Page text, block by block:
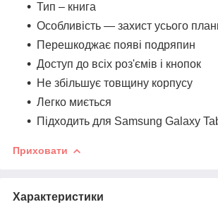
Тип – книга
Особливість — захист усього
Перешкоджає появі подряпин
Доступ до всіх роз'ємів і кнопок
Не збільшує товщину корпусу
Легко миється
Підходить для Samsung Galaxy
Приховати
Характеристики